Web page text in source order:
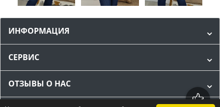
ИНФОРМАЦИЯ
СЕРВИС
ОТЗЫВЫ О НАС